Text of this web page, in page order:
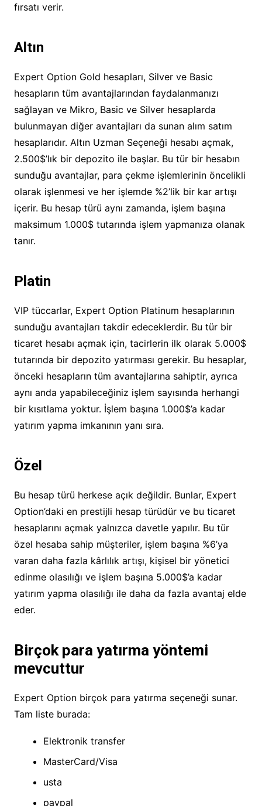
fırsatı verir.
Altın
Expert Option Gold hesapları, Silver ve Basic
hesapların tüm avantajlarından faydalanmanızı
sağlayan ve Mikro, Basic ve Silver hesaplarda
bulunmayan diğer avantajları da sunan alım satım
hesaplarıdır. Altın Uzman Seçeneği hesabı açmak,
2.500$’lık bir depozito ile başlar. Bu tür bir hesabın
sunduğu avantajlar, para çekme işlemlerinin öncelikli
olarak işlenmesi ve her işlemde %2’lik bir kar artışı
içerir. Bu hesap türü aynı zamanda, işlem başına
maksimum 1.000$ tutarında işlem yapmanıza olanak
tanır.
Platin
VIP tüccarlar, Expert Option Platinum hesaplarının
sunduğu avantajları takdir edeceklerdir. Bu tür bir
ticaret hesabı açmak için, tacirlerin ilk olarak 5.000$
tutarında bir depozito yatırması gerekir. Bu hesaplar,
önceki hesapların tüm avantajlarına sahiptir, ayrıca
aynı anda yapabileceğiniz işlem sayısında herhangi
bir kısıtlama yoktur. İşlem başına 1.000$’a kadar
yatırım yapma imkanının yanı sıra.
Özel
Bu hesap türü herkese açık değildir. Bunlar, Expert
Option’daki en prestijli hesap türüdür ve bu ticaret
hesaplarını açmak yalnızca davetle yapılır. Bu tür
özel hesaba sahip müşteriler, işlem başına %6’ya
varan daha fazla kârlılık artışı, kişisel bir yönetici
edinme olasılığı ve işlem başına 5.000$’a kadar
yatırım yapma olasılığı ile daha da fazla avantaj elde
eder.
Birçok para yatırma yöntemi
mevcuttur
Expert Option birçok para yatırma seçeneği sunar.
Tam liste burada:
Elektronik transfer
MasterCard/Visa
usta
paypal